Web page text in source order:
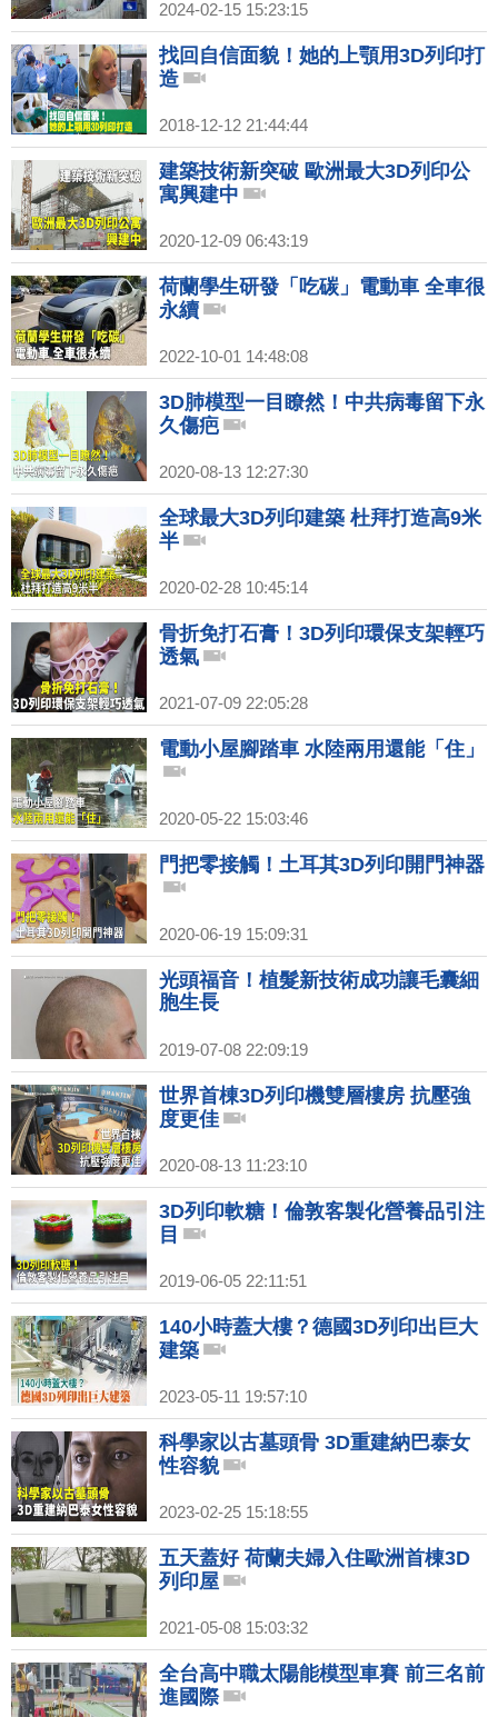
2024-02-15 15:23:15
找回自信面貌！她的上顎用3D列印打
造
2018-12-12 21:44:44
建築技術新突破 歐洲最大3D列印公
寓興建中
2020-12-09 06:43:19
荷蘭學生研發「吃碳」電動車 全車很
永續
2022-10-01 14:48:08
3D肺模型一目瞭然！中共病毒留下永
久傷疤
2020-08-13 12:27:30
全球最大3D列印建築 杜拜打造高9米
半
2020-02-28 10:45:14
骨折免打石膏！3D列印環保支架輕巧
透氣
2021-07-09 22:05:28
電動小屋腳踏車 水陸兩用還能「住」
2020-05-22 15:03:46
門把零接觸！土耳其3D列印開門神器
2020-06-19 15:09:31
光頭福音！植髮新技術成功讓毛囊細
胞生長
2019-07-08 22:09:19
世界首棟3D列印機雙層樓房 抗壓強
度更佳
2020-08-13 11:23:10
3D列印軟糖！倫敦客製化營養品引注
目
2019-06-05 22:11:51
140小時蓋大樓？德國3D列印出巨大
建築
2023-05-11 19:57:10
科學家以古墓頭骨 3D重建納巴泰女
性容貌
2023-02-25 15:18:55
五天蓋好 荷蘭夫婦入住歐洲首棟3D
列印屋
2021-05-08 15:03:32
全台高中職太陽能模型車賽 前三名前
進國際